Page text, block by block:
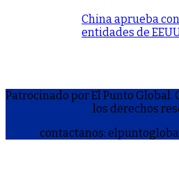
China aprueba
entidades de
Patrocinado por El Punto
los derechos
contactanos: